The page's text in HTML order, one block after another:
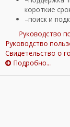
короткие
поиск и
Руководство
Руководство
Свидетельство о
Подробно...